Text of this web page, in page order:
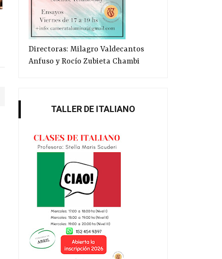
“Estoy en shock”: Samanta
Schweblin...
Directoras: Milagro Valdecantos
Anfuso y Rocío Zubieta Chambi
TALLER DE ITALIANO